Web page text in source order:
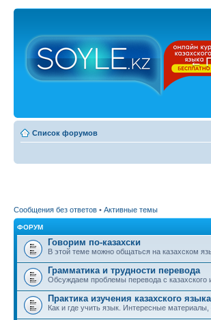
←
Список форумов
Сообщения без ответов • Активные темы
ФОРУМ
Говорим по-казахски
В этой теме можно общаться на казахском
Грамматика и трудности перевода
Обсуждаем проблемы перевода с казахского
Практика изучения казахского языка
Как и где учить язык. Интересные